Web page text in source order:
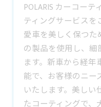
POLARIS カーコー
ティングサービスを
愛車を美しく保つた
の製品を使用し、
ます。新車から経
能で、お客様のニ
いたします。美し
たコーティングで、